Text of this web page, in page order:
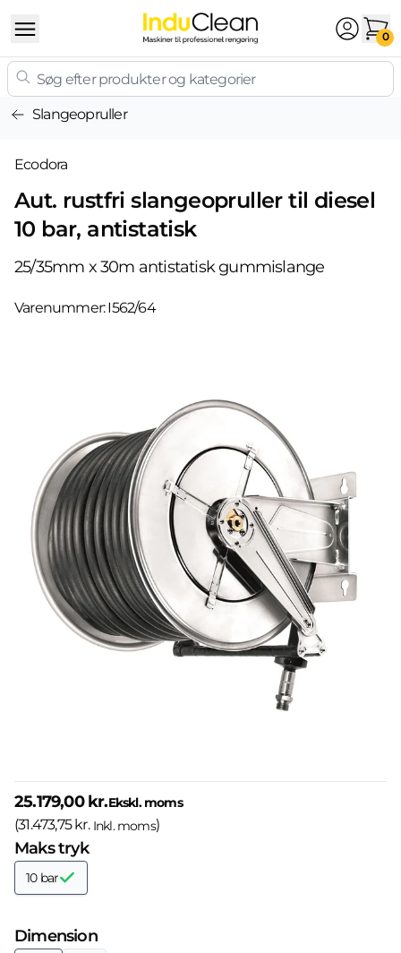
0
Slangeopruller
Ecodora
Aut. rustfri slangeopruller til diesel
10 bar, antistatisk
25/35mm x 30m antistatisk gummislange
Varenummer:I562/64
25.179,00 kr.Ekskl. moms
(31.473,75 kr. Inkl. moms)
Maks tryk
10 bar
Dimension